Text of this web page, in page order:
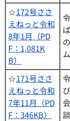
☆172号ささ
えねっと令和
8年1月（PD
F：1,081K
B）
☆171号ささ
えねっと令和
7年11月（PD
F：346KB）